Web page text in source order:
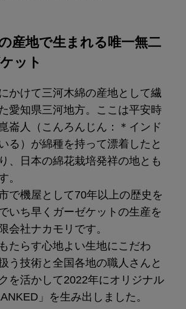
産地で生まれる唯一無二
ット
かけて三河木綿の産地として繊
愛知県三河地方。ここは平安時
崙人（こんろんじん：＊インド
る）が綿種を持って漂着したと
、日本の綿花栽培発祥の地とも
。
で機屋として70年以上の歴史を
いち早くガーゼケットの生産を
会社ナカモリです。
たらす心地よい生地にこだわ
う技術と全国各地の職人さんと
を活かして2022年にオリジナル
」を生み出しました。